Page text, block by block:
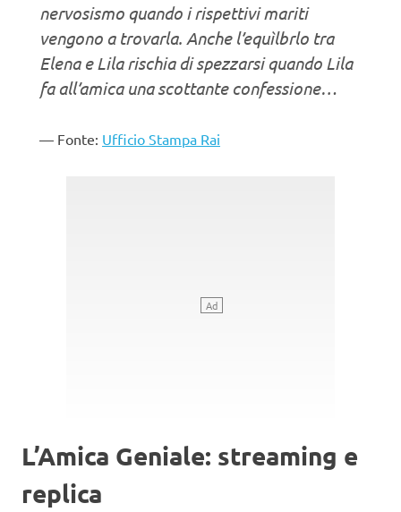
nervosismo quando i rispettivi mariti
vengono a trovarla. Anche l’equìlbrlo tra
Elena e Lila rischia di spezzarsi quando Lila
fa all’amica una scottante confessione…
Fonte: Ufficio Stampa Rai
L’Amica Geniale: streaming e
replica